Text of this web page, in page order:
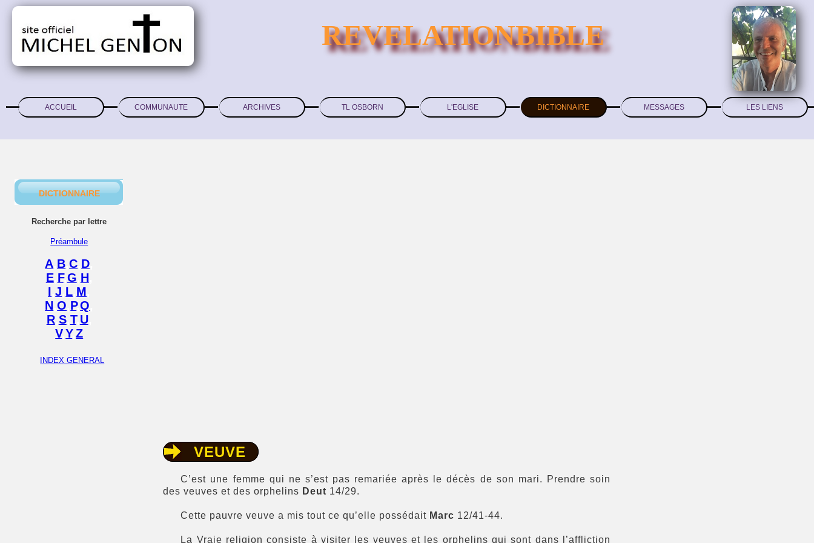
REVELATIONBIBLE
ACCUEIL COMMUNAUTE ARCHIVES TL OSBORN L'EGLISE DICTIONNAIRE MESSAGES LES LIENS
DICTIONNAIRE
Recherche par lettre
Préambule
A B ,C D
E, F,G H
I ,J L M
N ,O P,Q
R, S, T, U,
V,Y,Z
INDEX GENERAL
VEUVE
C’est une femme qui ne s’est pas remariée après le décès de son mari. Prendre soin
des veuves et des orphelins Deut 14/29.
Cette pauvre veuve a mis tout ce qu’elle possédait Marc 12/41-44.
La Vraie religion consiste à visiter les veuves et les orphelins qui sont dans l’affliction